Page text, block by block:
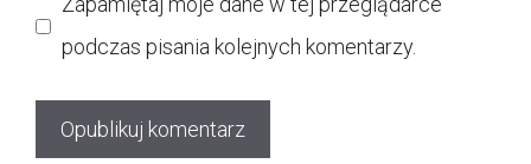
podczas pisania kolejnych komentarzy.